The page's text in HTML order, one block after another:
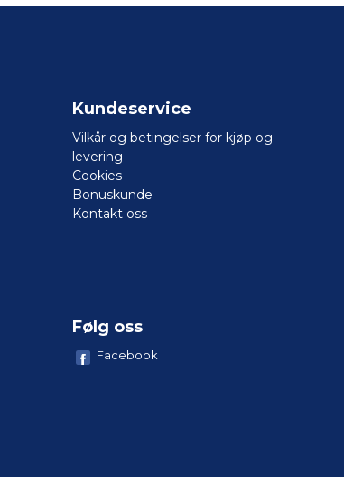
Kundeservice
Vilkår og betingelser for kjøp og
levering
Cookies
Bonuskunde
Kontakt oss
Følg oss
Facebook